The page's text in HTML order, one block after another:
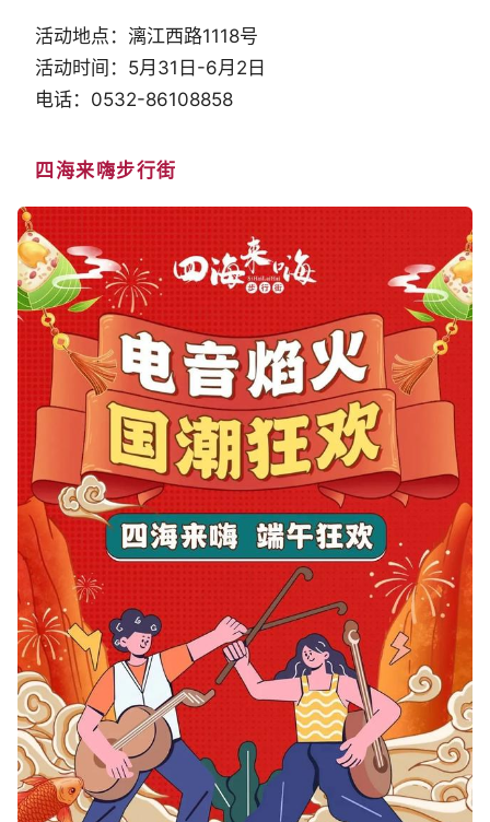
活动地点：漓江西路1118号
活动时间：5月31日-6月2日
电话：0532-86108858
四海来嗨步行街